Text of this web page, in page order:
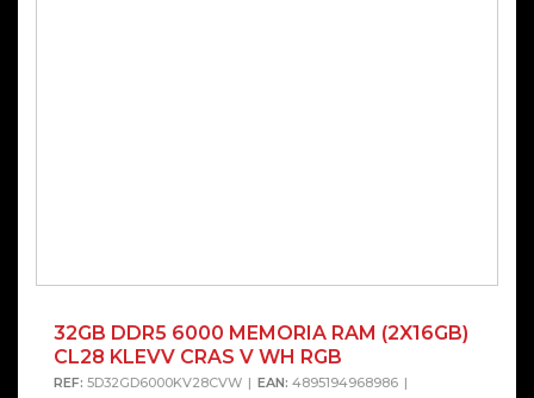
32GB DDR5 6000 MEMORIA RAM (2X16GB)
CL28 KLEVV CRAS V WH RGB
REF: 5D32GD6000KV28CVW EAN: 4895194968986